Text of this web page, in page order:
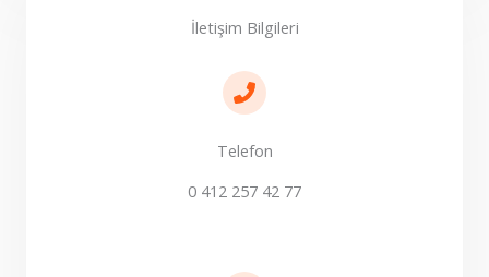
İletişim Bilgileri
Telefon
0 412 257 42 77